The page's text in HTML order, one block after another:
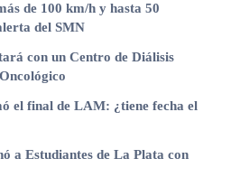
de 100 km/h y hasta 50
del SMN
con un Centro de Diálisis
el final de LAM: ¿tiene fecha el
a Estudiantes de La Plata con